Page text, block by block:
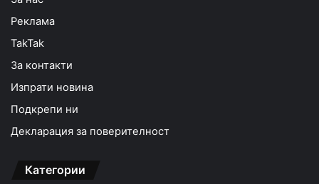
Реклама
TakTak
За контакти
Изпрати новина
Подкрепи ни
Декларация за поверителност
Категории